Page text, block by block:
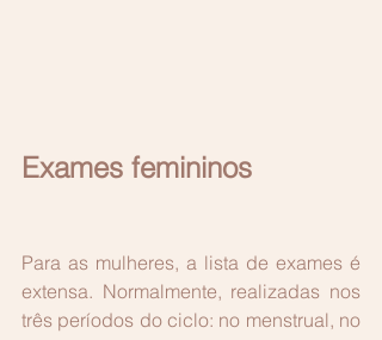
Exames femininos
Para as mulheres, a lista de exames é
extensa. Normalmente, realizadas nos
três períodos do ciclo: no menstrual, no